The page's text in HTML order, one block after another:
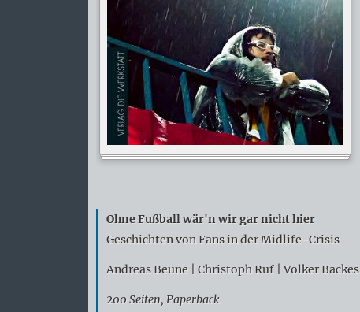
Ohne Fußball wär'n wir gar nicht hier
Geschichten von Fans in der Midlife-Crisis
Andreas Beune | Christoph Ruf | Volker Backes
200 Seiten, Paperback